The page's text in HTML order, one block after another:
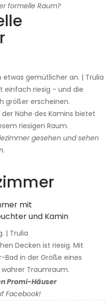
formelle Raum?
etwas gemütlicher an. | Trulia
einfach riesig - und die
größer erscheinen.
Nähe des Kamins bietet
riesigen Raum.
gesehen und sehen
| Trulia
Decken ist riesig. Mit
Bad in der Größe eines
Traumraum.
Promi-Häuser
Facebook!